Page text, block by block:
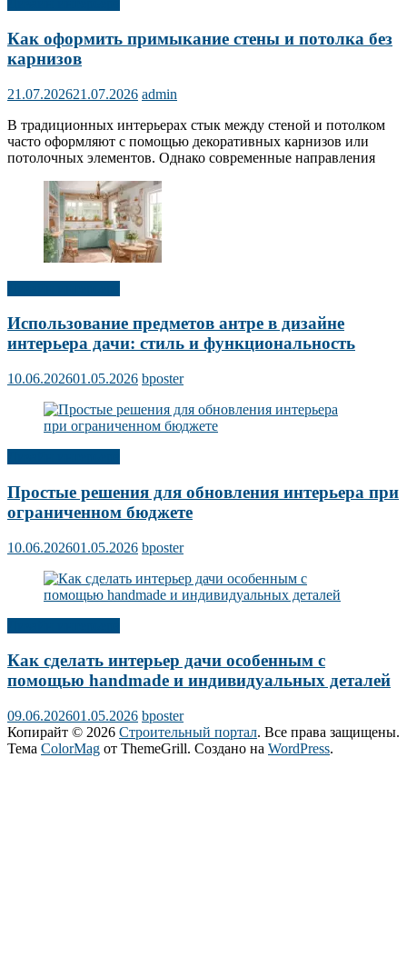
Как оформить примыкание стены и потолка без
карнизов
21.07.202621.07.2026 admin
В традиционных интерьерах стык между стеной и потолком
часто оформляют с помощью декоративных карнизов или
потолочных элементов. Однако современные направления
Использование предметов антре в дизайне
интерьера дачи: стиль и функциональность
10.06.202601.05.2026 bposter
Простые решения для обновления интерьера при
ограниченном бюджете
10.06.202601.05.2026 bposter
Как сделать интерьер дачи особенным с
помощью handmade и индивидуальных деталей
09.06.202601.05.2026 bposter
Копирайт © 2026 Строительный портал. Все права защищены.
Тема ColorMag от ThemeGrill. Создано на WordPress.